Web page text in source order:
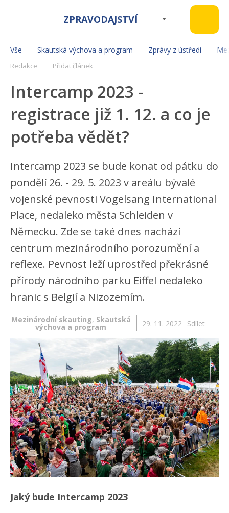
ZPRAVODAJSTVÍ
Vše Skautská výchova a program Zprávy z ústředí
Redakce Přidat článek
Intercamp 2023 -
registrace již 1. 12. a co je
potřeba vědět?
Intercamp 2023 se bude konat od pátku do
pondělí 26. - 29. 5. 2023 v areálu bývalé
vojenské pevnosti Vogelsang International
Place, nedaleko města Schleiden v
Německu. Zde se také dnes nachází
centrum mezinárodního porozumění a
reflexe. Pevnost leží uprostřed překrásné
přírody národního parku Eiffel nedaleko
hranic s Belgií a Nizozemím.
Mezinárodní skauting, Skautská
výchova a program 29. 11. 2022 Sdílet
Jaký bude Intercamp 2023